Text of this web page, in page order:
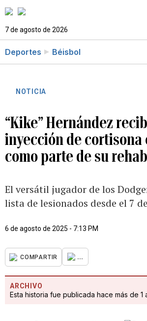
7 de agosto de 2026
Deportes Béisbol
NOTICIA
“Kike” Hernández
inyección de cortisona
como parte de su
El versátil jugador de los
lista de lesionados desde el 7
6 de agosto de 2025 - 7:13 PM
COMPARTIR ...
ARCHIVO
Esta historia fue publicada hace más de 1